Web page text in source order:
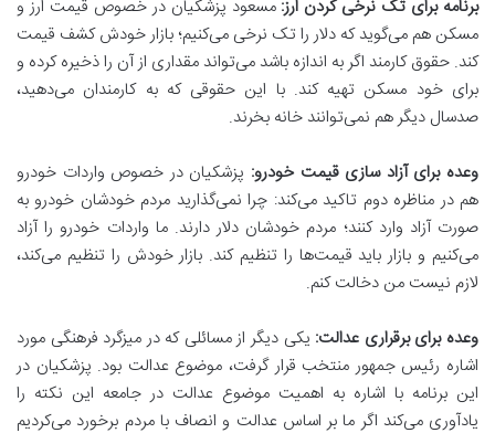
برنامه برای تک نرخی کردن ارز: مسعود پزشکیان در خصوص قیمت ارز و
مسکن هم می‌گوید که دلار را تک نرخی می‌کنیم؛ بازار خودش کشف قیمت
کند. حقوق کارمند اگر به اندازه باشد می‌تواند مقداری از آن را ذخیره کرده و
برای خود مسکن تهیه کند. با این حقوقی که به کارمندان می‌دهید،
صدسال دیگر هم نمی‌توانند خانه بخرند.
وعده برای آزاد سازی قیمت خودرو: پزشکیان در خصوص واردات خودرو
هم در مناظره دوم تاکید می‌کند: چرا نمی‌گذارید مردم خودشان خودرو به
صورت آزاد وارد کنند؛ مردم خودشان دلار دارند. ما واردات خودرو را آزاد
می‌کنیم و بازار باید قیمت‌ها را تنظیم کند. بازار خودش را تنظیم می‌کند،
لازم نیست من دخالت کنم.
وعده برای برقراری عدالت: یکی دیگر از مسائلی که در میزگرد فرهنگی مورد
اشاره رئیس جمهور منتخب قرار گرفت، موضوع عدالت بود. پزشکیان در
این برنامه با اشاره به اهمیت موضوع عدالت در جامعه این نکته را
یادآوری می‌کند اگر ما بر اساس عدالت و انصاف با مردم برخورد می‌کردیم